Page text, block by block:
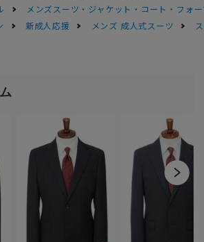
メンズスーツ・ジャケット・コート・フォ
新成人応援 メンズ 成人式スーツ